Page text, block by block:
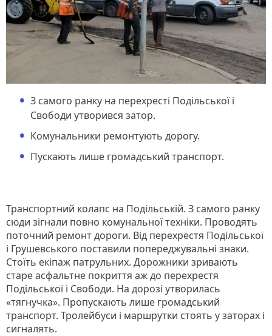
З самого ранку на перехресті Подільської і
Свободи утворився затор.
Комунальники ремонтують дорогу.
Пускають лише громадський транспорт.
Транспортний колапс на Подільській. З самого ранку
сюди зігнали повно комунальної техніки. Проводять
поточний ремонт дороги. Від перехрестя Подільської
і Грушевського поставили попереджувальні знаки.
Стоїть екіпаж патрульних. Дорожники зривають
старе асфальтне покриття аж до перехрестя
Подільської і Свободи. На дорозі утворилась
«тягнучка». Пропускають лише громадський
транспорт. Тролейбуси і маршрутки стоять у заторах і
сигналять.